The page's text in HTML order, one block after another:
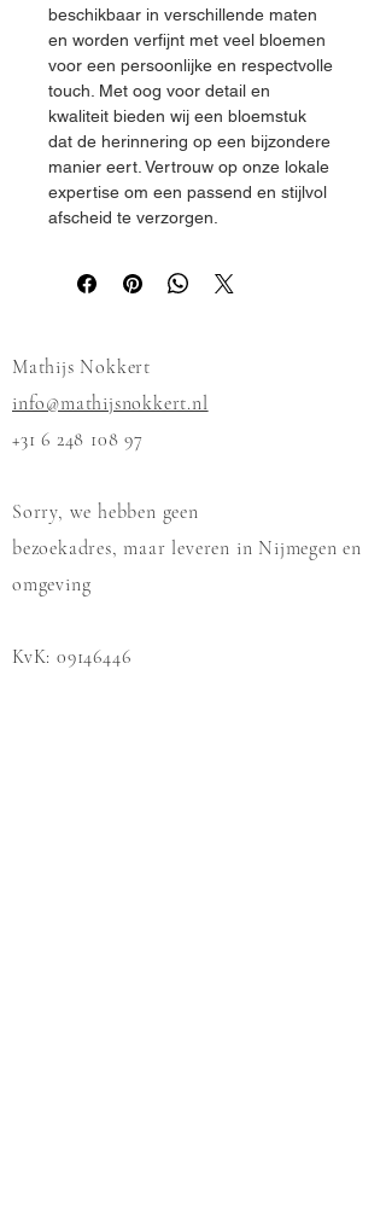
beschikbaar in verschillende maten
en worden verfijnt met veel bloemen
voor een persoonlijke en respectvolle
touch. Met oog voor detail en
kwaliteit bieden wij een bloemstuk
dat de herinnering op een bijzondere
manier eert. Vertrouw op onze lokale
expertise om een passend en stijlvol
afscheid te verzorgen.
Mathijs Nokkert
info@mathijsnokkert.nl
+31 6 248 108 97
Sorry, we hebben geen
bezoekadres, maar leveren in Nijmegen en
omgeving
KvK: 09146446